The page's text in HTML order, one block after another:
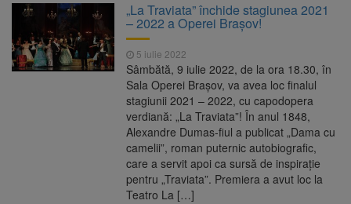
„La Traviata” închide stagiunea 2021
– 2022 a Operei Brașov!
5 iulie 2022
Sâmbătă, 9 iulie 2022, de la ora 18.30, în
Sala Operei Brașov, va avea loc finalul
stagiunii 2021 – 2022, cu capodopera
verdiană: „La Traviata”! În anul 1848,
Alexandre Dumas-fiul a publicat „Dama cu
camelii”, roman puternic autobiografic,
care a servit apoi ca sursă de inspirație
pentru „Traviata”. Premiera a avut loc la
Teatro La […]